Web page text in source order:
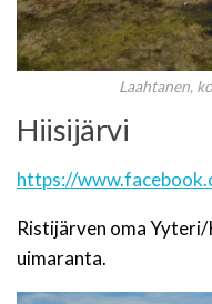
Laahtanen,
Hiisijärvi
https://
Ristijärven oma
uimaranta.